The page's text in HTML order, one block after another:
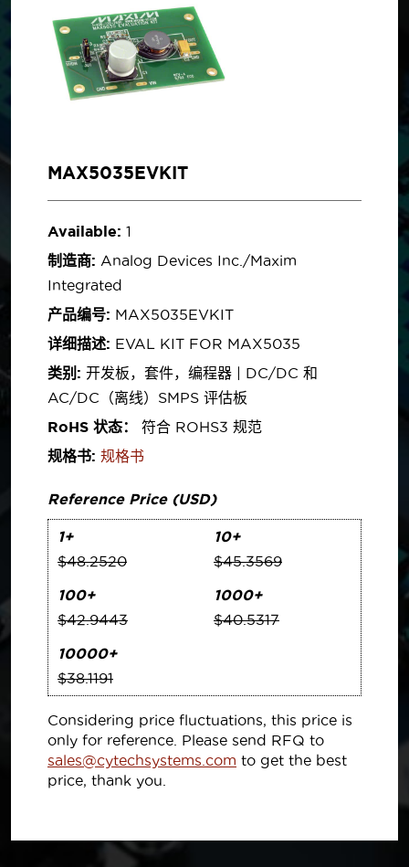
MAX5035EVKIT
Available: 1
制造商: Analog Devices Inc./Maxim
Integrated
产品编号: MAX5035EVKIT
详细描述: EVAL KIT FOR MAX5035
类别: 开发板，套件，编程器 | DC/DC 和
AC/DC（离线）SMPS 评估板
RoHS 状态：
符合 ROHS3 规范
规格书: 规格书
Reference Price (USD)
1+
$48.2520
10+
$45.3569
100+
$42.9443
1000+
$40.5317
10000+
$38.1191
Considering price fluctuations, this price is
only for reference. Please send RFQ to
sales@cytechsystems.com to get the best
price, thank you.